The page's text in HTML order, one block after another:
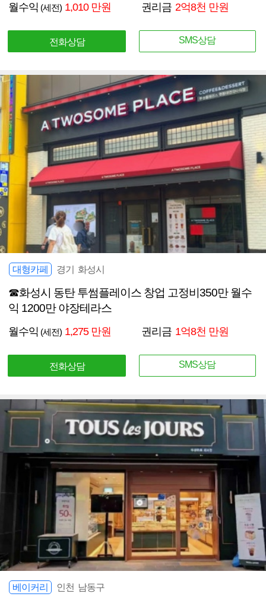
월수익 (세전) 1,010 만원 권리금 2억8천 만원
전화상담 SMS상담
대형카페 경기 화성시
☎화성시 동탄 투썸플레이스 창업 고정비350만 월수
익 1200만 야장테라스
월수익 (세전) 1,275 만원 권리금 1억8천 만원
전화상담 SMS상담
베이커리 인천 남동구